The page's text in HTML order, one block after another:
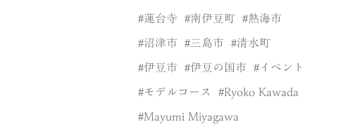
蓮台寺 南伊豆町 熱海市
沼津市 三島市 清水町
伊豆市 伊豆の国市 イベント
モデルコース Ryoko Kawada
Mayumi Miyagawa